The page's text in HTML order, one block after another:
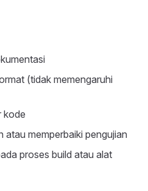
(tidak memengaruhi
kode
atau memperbaiki pengujian
proses build atau alat